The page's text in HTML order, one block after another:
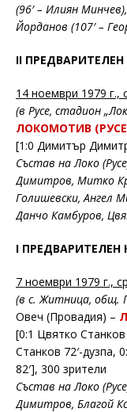
(96′ – Илиян
Йорданов (107′ –
II ПРЕДВАРИТЕЛЕН
14 ноември 1979 г.,
(в Русе, стадион
ЛОКОМОТИВ
[1:0 Димитър
Състав на Локо
Димитров, Митко
Голишевски, Ангел
Данчо Камбуров,
I ПРЕДВАРИТЕЛЕН
7 ноември 1979 г.,
(в с. Житница, общ.
Овеч (Провадия) –
[0:1 Цвятко
Станков 72′-дузпа,
82′], 300 зрители
Състав на Локо
Димитров, Благой